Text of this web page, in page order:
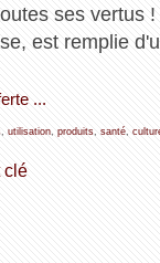
ses vertus
est remplie
...
, utilisation, produits, santé,
clé